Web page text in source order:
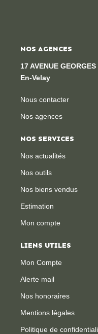
NOS AGENCES
17 AVENUE
En-Velay
Nous contacter
Nos agences
NOS SERVICES
Nos actualités
Nos outils
Nos biens vendus
Estimation
Mon compte
LIENS UTILES
Mon Compte
Alerte mail
Nos honoraires
Mentions légales
Politique de